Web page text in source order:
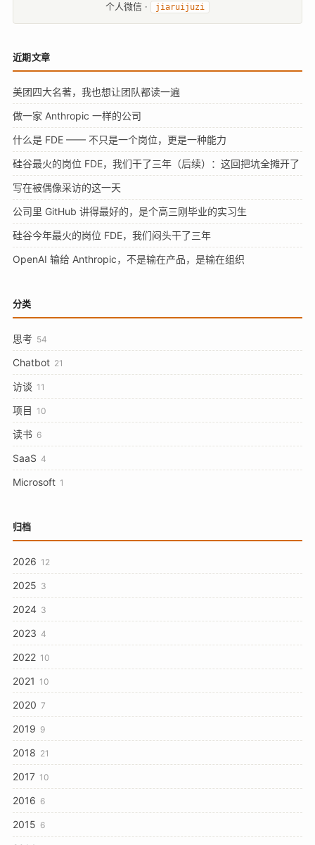
个人微信 · jiaruijuzi
近期文章
美团四大名著，我也想让团队都读一遍
做一家 Anthropic 一样的公司
什么是 FDE —— 不只是一个岗位，更是一种能力
硅谷最火的岗位 FDE，我们干了三年（后续）：这回把坑全摊开了
写在被偶像采访的这一天
公司里 GitHub 讲得最好的，是个高三刚毕业的实习生
硅谷今年最火的岗位 FDE，我们闷头干了三年
OpenAI 输给 Anthropic，不是输在产品，是输在组织
分类
思考 54
Chatbot 21
访谈 11
项目 10
读书 6
SaaS 4
Microsoft 1
归档
2026 12
2025 3
2024 3
2023 4
2022 10
2021 10
2020 7
2019 9
2018 21
2017 10
2016 6
2015 6